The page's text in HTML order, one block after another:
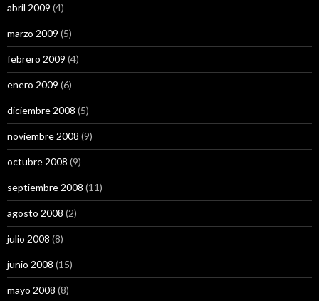
abril 2009 (4)
marzo 2009 (5)
febrero 2009 (4)
enero 2009 (6)
diciembre 2008 (5)
noviembre 2008 (9)
octubre 2008 (9)
septiembre 2008 (11)
agosto 2008 (2)
julio 2008 (8)
junio 2008 (15)
mayo 2008 (8)